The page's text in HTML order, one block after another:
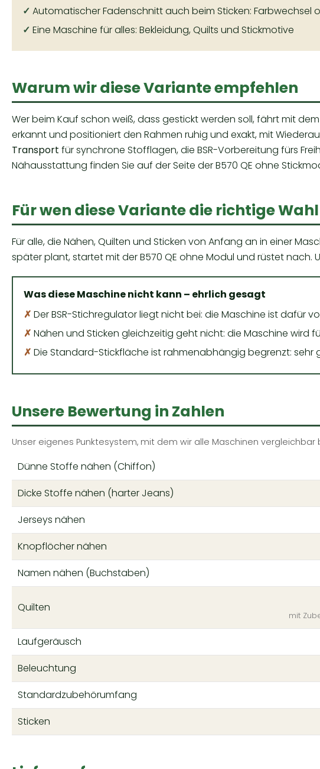
✓ Automatischer Fadenschnitt auch beim Sticken: Farbwechsel
✓ Eine Maschine für alles: Bekleidung, Quilts und Stickmotive
Warum wir diese Variante empfehlen
Wer beim Kauf schon weiß, dass gestickt werden soll, fährt mit
erkannt und positioniert den Rahmen ruhig und exakt, mit
Transport für synchrone Stofflagen, die BSR-Vorbereitung fürs
Nähausstattung finden Sie auf der Seite derB570 QE ohne
Für wen diese Variante die richtige
Für alle, die Nähen, Quilten und Sticken von Anfang an in einer
später plant, startet mit derB570 QE ohne Modul und rüstet nach.
Was diese Maschine nicht kann – ehrlich gesagt
✗ Der BSR-Stichregulator liegt nicht bei: die Maschine ist dafür
✗ Nähen und Sticken gleichzeitig geht nicht: die Maschine wird
✗ Die Standard-Stickfläche ist rahmenabhängig begrenzt:
Unsere Bewertung in Zahlen
Unser eigenes Punktesystem, mit dem wir alle Maschinen
Dünne Stoffe nähen (Chiffon)
Dicke Stoffe nähen (harter Jeans)
Jerseys nähen
Knopflöcher nähen
Namen nähen (Buchstaben)
Quilten
mit
Laufgeräusch
Beleuchtung
Standardzubehörumfang
Sticken